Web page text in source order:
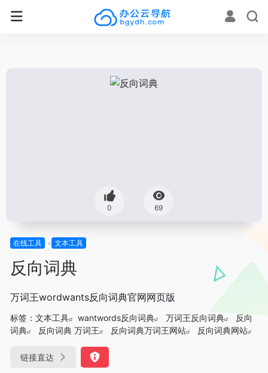
0 69
在线工具 文本工具
反向词典
万词王wordwants反向词典官网网页版
标签： 文本工具 wantwords反向词典 万词王反向词典
反向
词典
反向词典 万词王 反向词典万词王网站 反向词典网站
链接直达